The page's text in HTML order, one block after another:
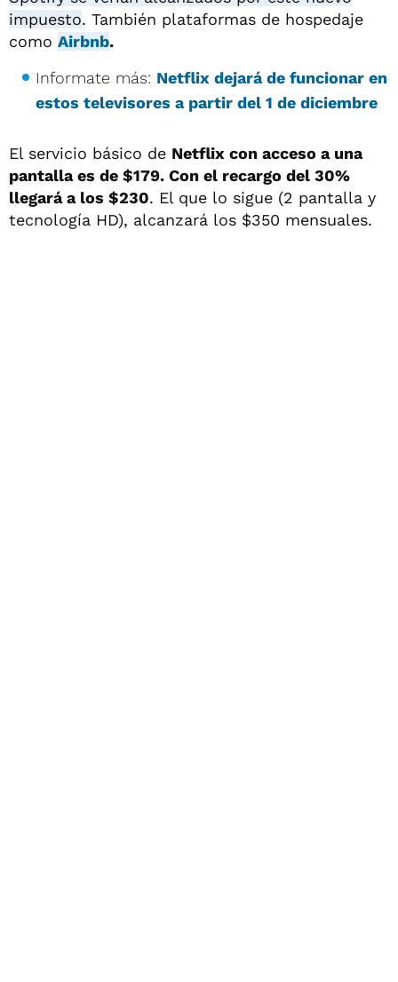
impuesto. También plataformas de hospedaje
como Airbnb.
Informate más: Netflix dejará de funcionar en
estos televisores a partir del 1 de diciembre
El servicio básico de Netflix con acceso a una
pantalla es de $179. Con el recargo del 30%
llegará a los $230. El que lo sigue (2 pantalla y
tecnología HD), alcanzará los $350 mensuales.